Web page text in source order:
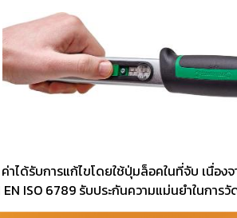
and Cutting / เครื่อง
งานขัด เจียร และตกแต่ง
and Storage /
เก็บเครื่องมือ
0 Workshop
occupational
เครื่องมือทั่วไป และอุ
ได้รับการแก้ไขโดยใช้ปุ่มล็อคในที่จับ เนื่อ
ISO 6789 รับประกันความแม่นยำในการ